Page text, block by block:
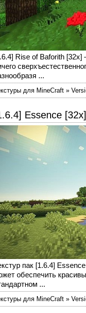
Rise of Baforith [32х]
...
для MineCraft »
Essence [32х]
пак [1.6.4]
обеспечить
...
для MineCraft »